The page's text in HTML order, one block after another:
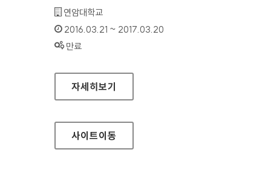
기관명 :
연암대학교
인증기간 :
2016.03.21 ~ 2017.03.20
상태 :
만료
연암대학교 홈페이지
자세히보기
사이트이동